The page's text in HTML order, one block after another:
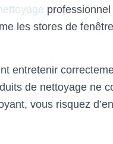
les stores de
entretenir
de nettoyage ne
vous risquez